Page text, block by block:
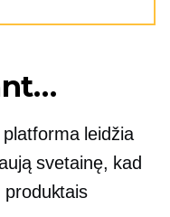
leidžia
svetainę, kad
produktais